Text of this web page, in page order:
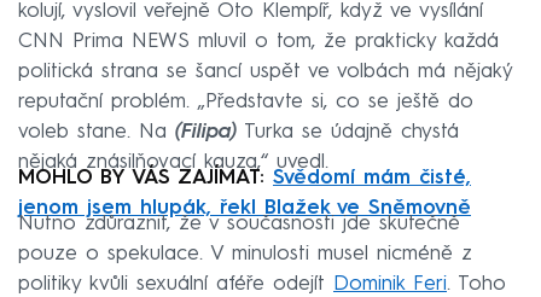
kolují, vyslovil veřejně Oto Klempíř, když ve vysílání
CNN Prima NEWS mluvil o tom, že prakticky každá
politická strana se šancí uspět ve volbách má nějaký
reputační problém. „Představte si, co se ještě do
voleb stane. Na (Filipa) Turka se údajně chystá
nějaká znásilňovací kauza,“ uvedl.
MOHLO BY VÁS ZAJÍMAT: Svědomí mám čisté,
jenom jsem hlupák, řekl Blažek ve Sněmovně
Nutno zdůraznit, že v současnosti jde skutečně
pouze o spekulace. V minulosti musel nicméně z
politiky kvůli sexuální aféře odejít
Dominik Feri. Toho